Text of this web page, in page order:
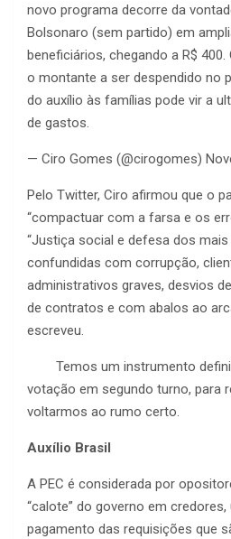
novo programa decorre da
Bolsonaro (sem partido) em
beneficiários, chegando a R$
o montante a ser despendido no
do auxílio às famílias pode vir a
de gastos.
— Ciro Gomes (@cirogomes)
Pelo Twitter, Ciro afirmou que o
“compactuar com a farsa e os
“Justiça social e defesa dos
confundidas com corrupção,
administrativos graves, desvios
de contratos e com abalos ao
escreveu.
Temos um instrumento
votação em segundo turno, para
voltarmos ao rumo certo.
Auxílio Brasil
A PEC é considerada por
“calote” do governo em
pagamento das requisições que